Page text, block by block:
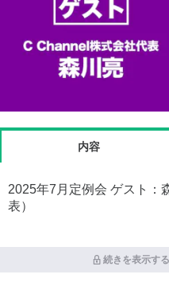
内容
2025年7月定例会 ゲスト：
表）
続きを表示す